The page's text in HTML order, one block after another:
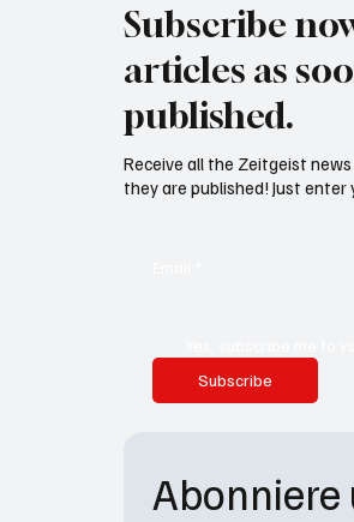
Subscribe
articles as
published.
Subscribe
Receive all the Zeitgeist
they are published! Just
Abonniere